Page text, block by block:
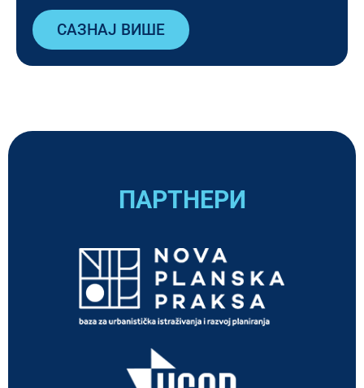
САЗНАЈ ВИШЕ
ПАРТНЕРИ